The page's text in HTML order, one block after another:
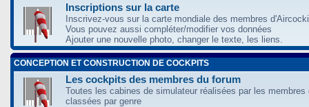
Inscriptions sur la carte
Inscrivez-vous sur la carte mondiale des membres
Vous pouvez aussi compléter/modifier vos données
Ajouter une nouvelle photo, changer le texte, les liens.
CONCEPTION ET CONSTRUCTION DE COCKPITS
Les cockpits des membres du forum
Toutes les cabines de simulateur réalisées par les membres
classées par genre